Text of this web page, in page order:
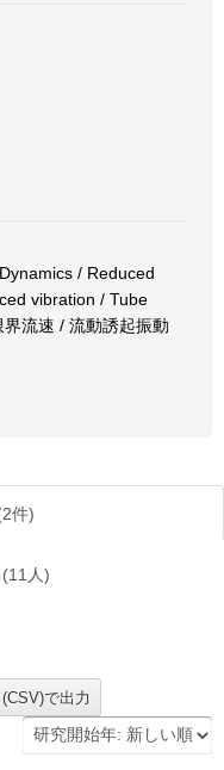
/ Reduced
vibration / Tube
流速 / 流動誘起振動
2件)
(11 人)